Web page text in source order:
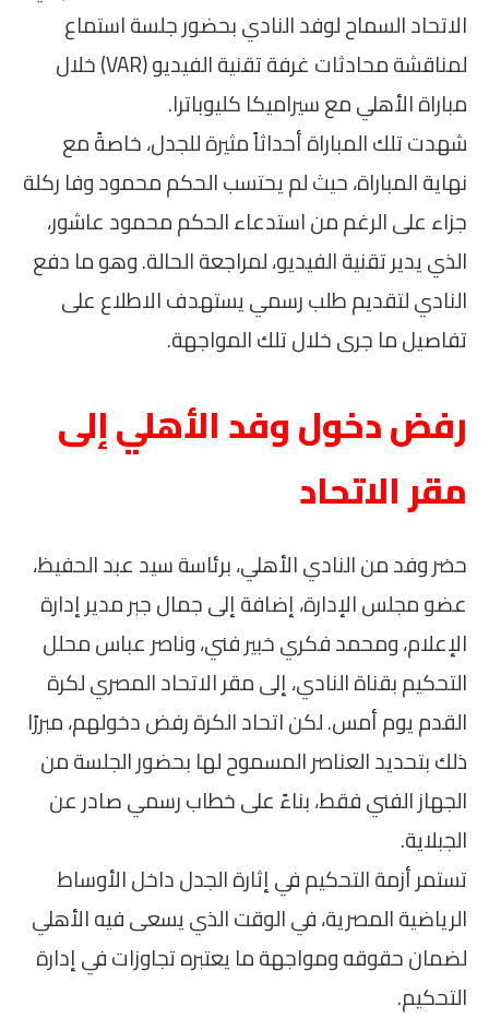
الاتحاد السماح لوفد النادي بحضور جلسة استماع
لمناقشة محادثات غرفة تقنية الفيديو (VAR) خلال
مباراة الأهلي مع سيراميكا كليوباترا.
شهدت تلك المباراة أحداثاً مثيرة للجدل، خاصةً مع
نهاية المباراة، حيث لم يحتسب الحكم محمود وفا ركلة
جزاء على الرغم من استدعاء الحكم محمود عاشور،
الذي يدير تقنية الفيديو، لمراجعة الحالة. وهو ما دفع
النادي لتقديم طلب رسمي يستهدف الاطلاع على
تفاصيل ما جرى خلال تلك المواجهة.
رفض دخول وفد الأهلي إلى
مقر الاتحاد
حضر وفد من النادي الأهلي، برئاسة سيد عبد الحفيظ،
عضو مجلس الإدارة، إضافة إلى جمال جبر مدير إدارة
الإعلام، ومحمد فكري خبير فني، وناصر عباس محلل
التحكيم بقناة النادي، إلى مقر الاتحاد المصري لكرة
القدم يوم أمس. لكن اتحاد الكرة رفض دخولهم، مبررًا
ذلك بتحديد العناصر المسموح لها بحضور الجلسة من
الجهاز الفني فقط، بناءً على خطاب رسمي صادر عن
الجبلاية.
تستمر أزمة التحكيم في إثارة الجدل داخل الأوساط
الرياضية المصرية، في الوقت الذي يسعى فيه الأهلي
لضمان حقوقه ومواجهة ما يعتبره تجاوزات في إدارة
التحكيم.